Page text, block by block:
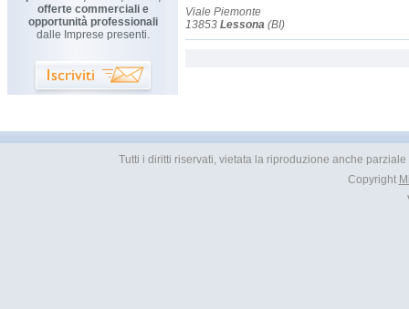
offerte commerciali e
opportunità professionali
dalle Imprese presenti.
Viale Piemonte
13853 Lessona (BI)
Tutti i diritti riservati, vietata la riproduzione anche
Copyright